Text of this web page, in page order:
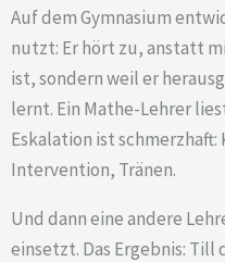
Auf dem Gymnasium
nutzt: Er hört zu, anstatt
ist, sondern weil er
lernt. Ein Mathe-Lehrer
Eskalation ist
Intervention, Tränen.
Und dann eine andere
einsetzt. Das Ergebnis: